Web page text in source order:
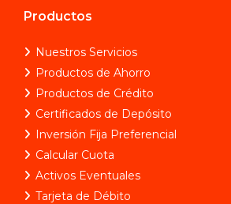
Productos
Nuestros Servicios
Productos de Ahorro
Productos de Crédito
Certificados de Depósito
Inversión Fija Preferencial
Calcular Cuota
Activos Eventuales
Tarjeta de Débito